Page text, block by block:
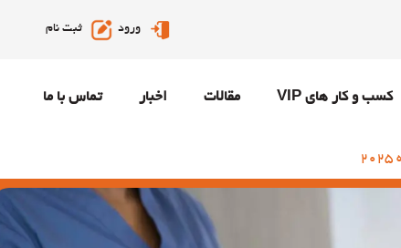
ورود ثبت نام
کسب و کار های VIP مقالات اخبار تماس با ما